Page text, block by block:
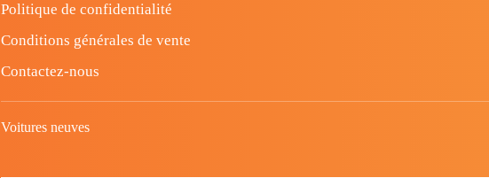
Politique de confidentialité
Conditions générales de vente
Contactez-nous
Voitures neuves